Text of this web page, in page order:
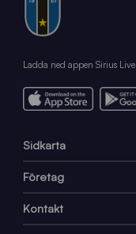
Ladda ned appen Sirius Live
Sidkarta
Företag
Kontakt